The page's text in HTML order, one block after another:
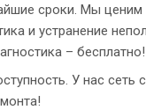
сроки. Мы
и устранение
– бесплатно!
У нас сеть